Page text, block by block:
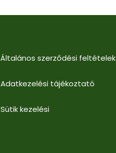
Általános szerződési feltételek
Adatkezelési tájékoztató
Sütik kezelési